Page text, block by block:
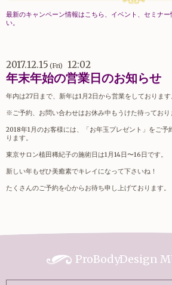
最新のキャンペーン情報はこちら、 イベント、セミナ
い。
2017.12.15 (Fri) 12:02
年末年始の営業日のお知らせ
年内は27日まで、新年は1月2日から営業をしております
※ご予約、お問い合わせはお休み中もうけた待っており
2018年1月のお客様には、「お年玉プレゼント」をご予
ります。
東京サロン植田稀紀子の施術日は1月14日〜16日です。
新しい年もぜひ美癒素でキレイになって下さいね！
たくさんのご予約を心からお待ち申し上げております。
1
ProBodyDesign